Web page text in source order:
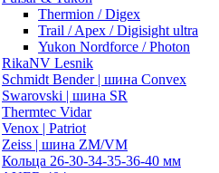
Thermion / Digex
Trail / Apex / Digisight ultra
Yukon Nordforce / Photon
RikaNV Lesnik
Schmidt Bender | шина Convex
Swarovski | шина SR
Thermtec Vidar
Venox | Patriot
Zeiss | шина ZM/VM
Кольца 26-30-34-35-36-40 мм